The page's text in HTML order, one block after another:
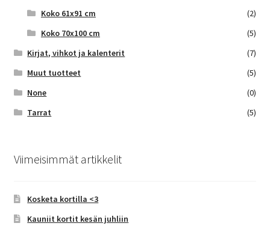
Koko 61x91 cm
(2)
Koko 70x100 cm
(5)
Kirjat, vihkot ja kalenterit
(7)
Muut tuotteet
(5)
None
(0)
Tarrat
(5)
Viimeisimmät artikkelit
Kosketa kortilla <3
Kauniit kortit kesän juhliin